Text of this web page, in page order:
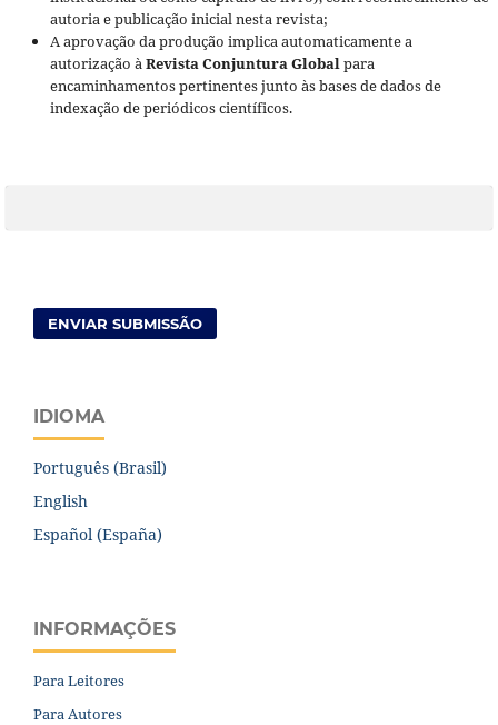
autoria e publicação inicial nesta revista;
A aprovação da produção implica automaticamente a
autorização àRevista Conjuntura Globalpara
encaminhamentos pertinentes junto às bases de dados de
indexação de periódicos científicos.
ENVIAR SUBMISSÃO
IDIOMA
Português (Brasil)
English
Español (España)
INFORMAÇÕES
Para Leitores
Para Autores